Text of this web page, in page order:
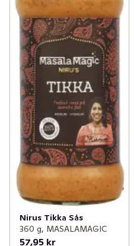
Nirus Tikka Sås
360 g, MASALAMAGIC
57,95 kr